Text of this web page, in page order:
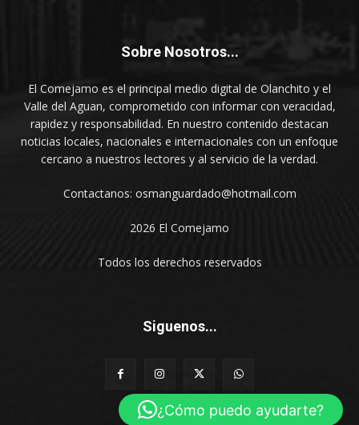
Sobre Nosotros...
El Comejamo es el principal medio digital de Olanchito y el
Valle del Aguan, comprometido con informar con veracidad,
rapidez y responsabilidad. En nuestro contenido destacan
noticias locales, nacionales e internacionales con un enfoque
cercano a nuestros lectores y al servicio de la verdad.
Contactanos: osmanguardado@hotmail.com
2026 El Comejamo
Todos los derechos reservados
Siguenos...
¿Cómo puedo ayudarte?